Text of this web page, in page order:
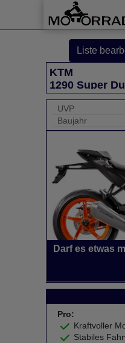
Liste
KTM
1290 Super
UVP
Baujahr
Darf es etwas
Pro:
Kraftvoller
Stabiles